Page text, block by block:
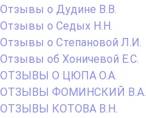
Отзывы о Дудине В.В.
Отзывы о Седых Н.Н.
Отзывы о Степановой Л.И.
Отзывы об Хоничевой Е.С.
ОТЗЫВЫ О ЦЮПА О.А.
ОТЗЫВЫ ФОМИНСКИЙ В.А.
ОТЗЫВЫ КОТОВА В.Н.